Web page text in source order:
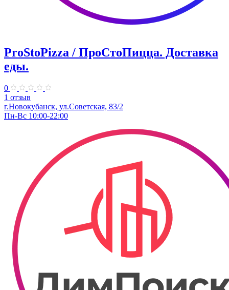
ProStoPizza / ПроСтоПицца. Доставка
еды.
0
1 отзыв
г.Новокубанск, ул.Советская, 83/2
Пн-Вс 10:00-22:00